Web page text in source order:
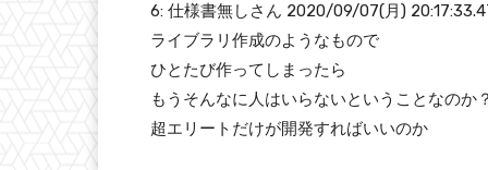
6: 仕様書無しさん 2020/09/07(月)
ライブラリ作成のようなもので
ひとたび作ってしまったら
もうそんなに人はいらないということなのか？
超エリートだけが開発すればいいのか